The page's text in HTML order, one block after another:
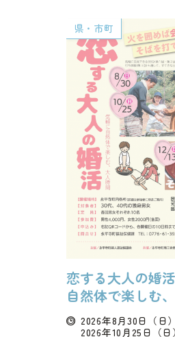
県・市町
恋する大人の婚
自然体で楽しむ
2026年8月30日 （日
2026年10月25日 （日）